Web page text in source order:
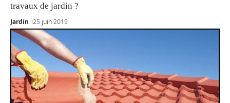
travaux de jardin ?
Jardin 25 juin 2019